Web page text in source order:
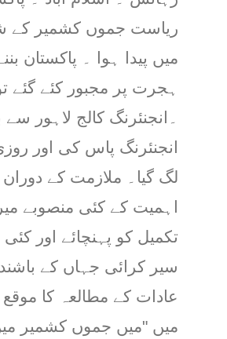
ریاست جموں کشمیر کے
میں پیدا ہوا ۔ پاکستان
ہجرت پر مجبور کئے گئے
۔انجنئرنگ کالج لاہور
انجنئرنگ پاس کی اور
لگ گیا۔ ملازمت کے
اہمیت کے کئی منصوبے
تکمیل کو پہنچائے اور
سیر کرائی جہاں کے
عادات کے مطالعہ کا موقع
میں "میں جموں کشمیر